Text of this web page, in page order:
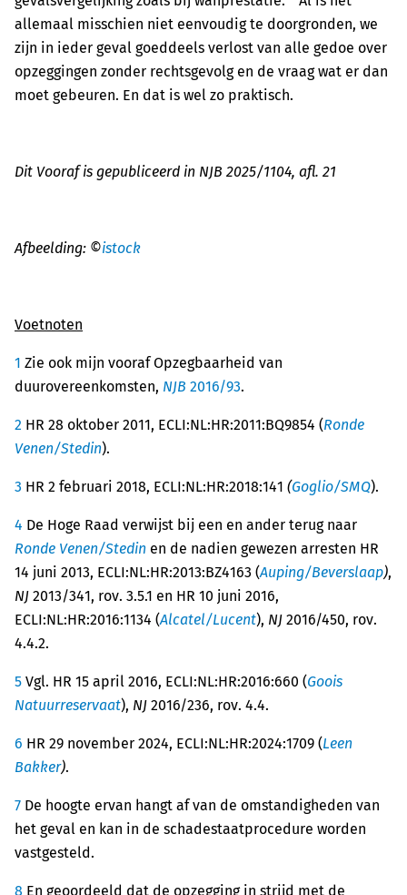
allemaal misschien niet eenvoudig te doorgronden, we
zijn in ieder geval goeddeels verlost van alle gedoe over
opzeggingen zonder rechtsgevolg en de vraag wat er dan
moet gebeuren. En dat is wel zo praktisch.
Dit Vooraf is gepubliceerd in NJB 2025/1104, afl. 21
Afbeelding: ©istock
Voetnoten
1 Zie ook mijn vooraf Opzegbaarheid van
duurovereenkomsten, NJB 2016/93.
2 HR 28 oktober 2011, ECLI:NL:HR:2011:BQ9854 (Ronde
Venen/Stedin).
3 HR 2 februari 2018, ECLI:NL:HR:2018:141 (Goglio/SMQ).
4 De Hoge Raad verwijst bij een en ander terug naar
Ronde Venen/Stedin en de nadien gewezen arresten HR
14 juni 2013, ECLI:NL:HR:2013:BZ4163 (Auping/Beverslaap),
NJ 2013/341, rov. 3.5.1 en HR 10 juni 2016,
ECLI:NL:HR:2016:1134 (Alcatel/Lucent), NJ 2016/450, rov.
4.4.2.
5 Vgl. HR 15 april 2016, ECLI:NL:HR:2016:660 (Goois
Natuurreservaat), NJ 2016/236, rov. 4.4.
6 HR 29 november 2024, ECLI:NL:HR:2024:1709 (Leen
Bakker).
7 De hoogte ervan hangt af van de omstandigheden van
het geval en kan in de schadestaatprocedure worden
vastgesteld.
8 En geoordeeld dat de opzegging in strijd met de